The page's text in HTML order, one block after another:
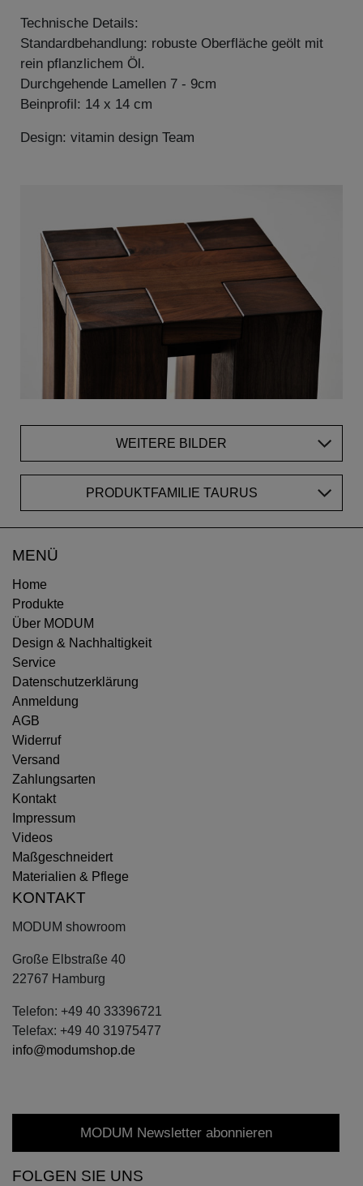
Technische Details:
Standardbehandlung: robuste Oberfläche geölt mit
rein pflanzlichem Öl.
Durchgehende Lamellen 7 - 9cm
Beinprofil: 14 x 14 cm
Design: vitamin design Team
WEITERE BILDER
PRODUKTFAMILIE TAURUS
MENÜ
Home
Produkte
Über MODUM
Design & Nachhaltigkeit
Service
Datenschutzerklärung
Anmeldung
AGB
Widerruf
Versand
Zahlungsarten
Kontakt
Impressum
Videos
Maßgeschneidert
Materialien & Pflege
KONTAKT
MODUM showroom
Große Elbstraße 40
22767 Hamburg
Telefon: +49 40 33396721
Telefax: +49 40 31975477
info@modumshop.de
MODUM Newsletter abonnieren
FOLGEN SIE UNS